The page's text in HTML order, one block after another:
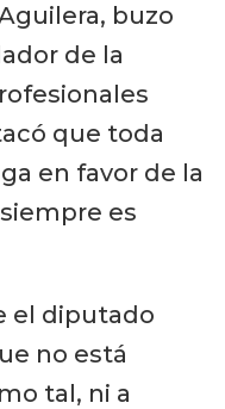
buzo
de la
que toda
en favor de la
es
el diputado
no está
tal, ni a